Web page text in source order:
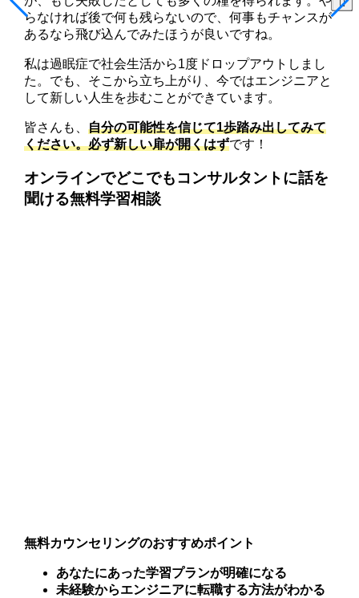
らなければ後で何も残らないので、何事もチャンスが
あるなら飛び込んでみたほうが良いですね。
私は過眠症で社会生活から1度ドロップアウトしまし
た。でも、そこから立ち上がり、今ではエンジニアと
して新しい人生を歩むことができています。
皆さんも、自分の可能性を信じて1歩踏み出してみて
ください。必ず新しい扉が開くはずです！
オンラインでどこでもコンサルタントに話を
聞ける無料学習相談
無料カウンセリングのおすすめポイント
あなたにあった学習プランが明確になる
未経験からエンジニアに転職する方法がわかる